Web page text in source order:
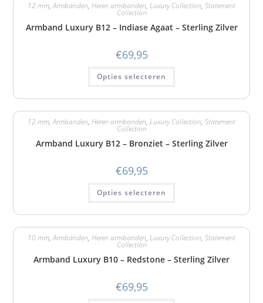
12 mm,Armbanden, Heren armbanden, Luxury Collection, Statement
Collection
Armband Luxury B12 – Indiase Agaat – Sterling Zilver
€69,95
Opties selecteren
12 mm,Armbanden, Heren armbanden, Luxury Collection, Statement
Collection
Armband Luxury B12 – Bronziet – Sterling Zilver
€69,95
Opties selecteren
10 mm,Armbanden, Heren armbanden, Luxury Collection, Statement
Collection
Armband Luxury B10 – Redstone – Sterling Zilver
€69,95